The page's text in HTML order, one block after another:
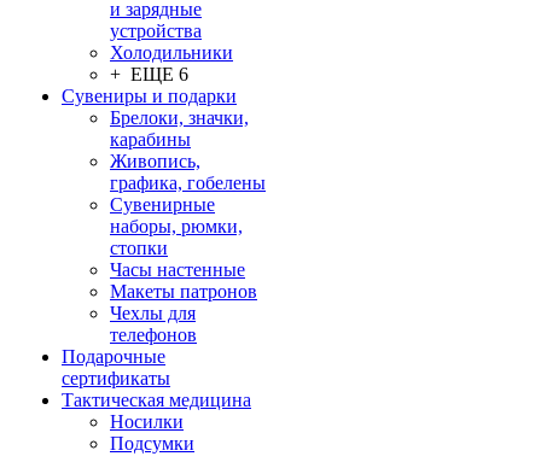
и зарядные
устройства
Холодильники
+ ЕЩЕ 6
Сувениры и подарки
Брелоки, значки,
карабины
Живопись,
графика, гобелены
Сувенирные
наборы, рюмки,
стопки
Часы настенные
Макеты патронов
Чехлы для
телефонов
Подарочные
сертификаты
Тактическая медицина
Носилки
Подсумки